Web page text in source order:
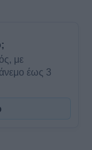
με
έως 3